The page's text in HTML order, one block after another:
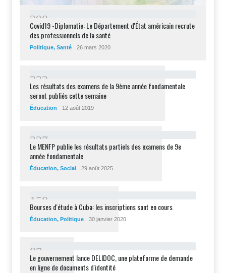
298
Covid19 -Diplomatie: Le Département d'État américain recrute
des professionnels de la santé
Politique, Santé 26 mars 2020
232
Les résultats des examens de la 9ème année fondamentale
seront publiés cette semaine
Éducation 12 août 2019
227
Le MENFP publie les résultats partiels des examens de 9e
année fondamentale
Éducation, Social 29 août 2025
1 58
Bourses d'étude à Cuba: les inscriptions sont en cours
Éducation, Politique 30 janvier 2020
87
Le gouvernement lance DELIDOC, une plateforme de demande
en ligne de documents d'identité